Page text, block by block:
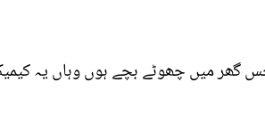
جس گھر میں چھوٹے بچے ہوں وہاں یہ